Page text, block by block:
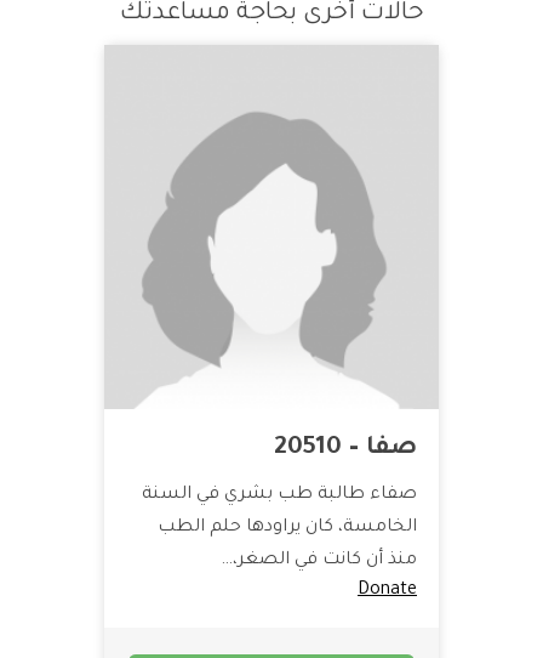
حالات أخرى بحاجة مساعدتك
صفا – 20510
صفاء طالبة طب بشري في السنة
الخامسة، كان يراودها حلم الطب
منذ أن كانت في الصغر،…
Donate